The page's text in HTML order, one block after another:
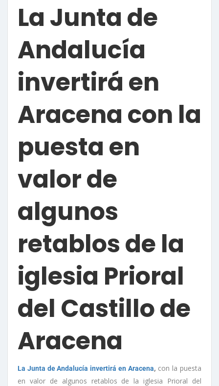
La Junta de
Andalucía
invertirá en
Aracena con la
puesta en
valor de
algunos
retablos de la
iglesia Prioral
del Castillo de
Aracena
La Junta de Andalucía invertirá en Aracena, con la puesta
en valor de algunos retablos de la iglesia Prioral del